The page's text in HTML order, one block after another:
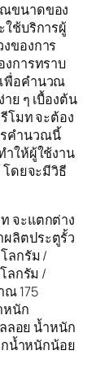
ขนาดของ
ใช้บริการผู้
ของการ
การทราบ
พื่อคำนวณ
ย ๆ เบื้องต้น
โมท จะต้อง
รคำนวณนี้
ำให้ผู้ใช้งาน
ดยจะมีวิธี
จะแตกต่าง
ลิตประตูรั้ว
ลกรัม /
ลกรัม /
175
หนัก
ลอย น้ำหนัก
กน้ำหนักน้อย